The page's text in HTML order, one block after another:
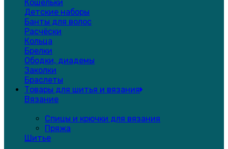
Кошельки
Детские наборы
Банты для волос
Расчёски
Кольца
Брелки
Ободки, диадемы
Заколки
Браслеты
Товары для шитья и вязания
Вязание
Спицы и крючки для вязания
Пряжа
Шитье